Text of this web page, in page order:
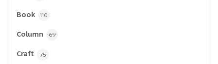
Book 110
Column 69
Craft 75